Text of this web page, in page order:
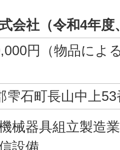
会社（令和4年度
円（物品によ
雫石町長山中上53
械器具組立製造